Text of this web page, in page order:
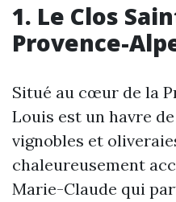
1. Le Clos
Provence-
Situé au cœur de la
Louis est un havre
vignobles et
chaleureusement
Marie-Claude qui